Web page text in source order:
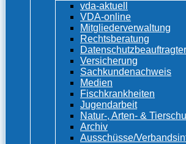
vda-aktuell
VDA-online
Mitgliederverwaltung
Rechtsberatung
Datenschutzbeauftragter
Versicherung
Sachkundenachweis
Medien
Fischkrankheiten
Jugendarbeit
Natur-, Arten- &
Archiv
Ausschüsse/